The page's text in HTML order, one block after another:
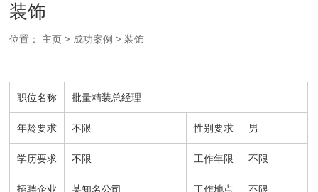
装饰
位置： 主页 > 成功案例 >装饰
职位名称 批量精装总经理
年龄要求 不限 性别要求 男
学历要求 不限 工作年限 不限
招聘企业 某知名公司 工作地点 不限